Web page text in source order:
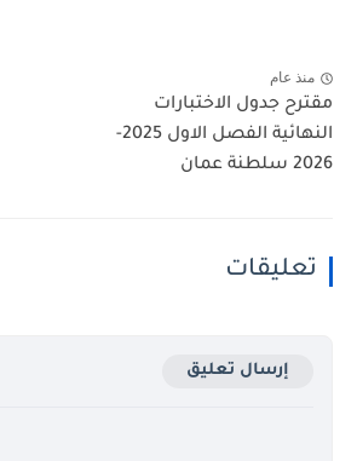
منذ عام
مقترح جدول الاختبارات
النهائية الفصل الاول 2025-
2026 سلطنة عمان
تعليقات
إرسال تعليق